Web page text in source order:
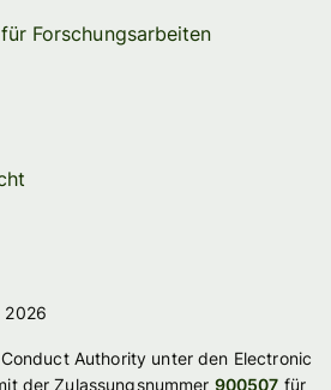
Forschungsarbeiten
2026
Authority unter den Electronic
der Zulassungsnummer 900507 für